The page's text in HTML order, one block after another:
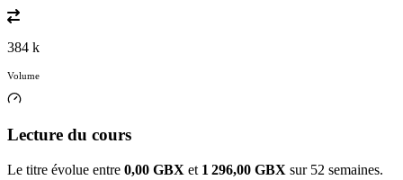
384 k
Volume
Lecture du cours
Le titre évolue entre 0,00 GBX et 1 296,00 GBX sur 52 semaines.